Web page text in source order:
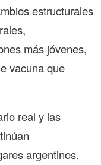
estructurales
más jóvenes,
vacuna que
real y las
argentinos.